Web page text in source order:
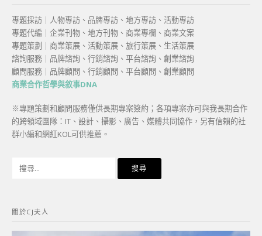
專題採訪｜人物專訪、品牌專訪、地方專訪、活動專訪
專題代編｜企業刊物、地方刊物、商業專欄、商業文案
專題策劃｜商業策展、活動策展、旅行策展、生活策展
諮詢服務｜品牌諮詢、行銷諮詢、平台諮詢、創業諮詢
顧問服務｜品牌顧問、行銷顧問、平台顧問、創業顧問
商業合作哲學與敘事DNA
※專題策劃和顧問服務僅供長期專案簽約；各項專案亦可與我長期合作
的跨領域團隊：IT、設計、攝影、廣告、媒體共同協作，另有信賴的社
群小編和網紅KOL可供推薦。
字:
關於CJ夫人